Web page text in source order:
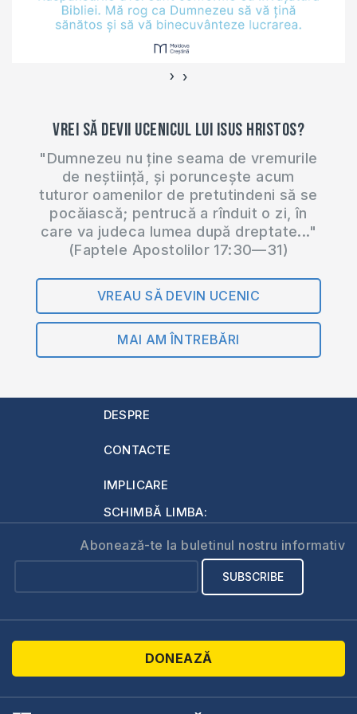
împotriva Numelui
Lui Dumnezeu,
‹ ›
Vrei să devii ucenicul lui Isus Hristos?
"Dumnezeu nu ține seama de vremurile
de neștiință, și poruncește acum
tuturor oamenilor de pretutindeni să se
pocăiască; pentrucă a rînduit o zi, în
care va judeca lumea după dreptate..."
(Faptele Apostolilor 17:30—31)
VREAU SĂ DEVIN UCENIC
MAI AM ÎNTREBĂRI
DESPRE
CONTACTE
IMPLICARE
SCHIMBĂ LIMBA:
Abonează-te la buletinul nostru informativ
DONEAZĂ